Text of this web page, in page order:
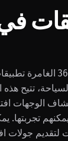
تمتلك مقاطع فيديو
تتيح هذه
الوجهات
تجربتها.
لتقديم جولات